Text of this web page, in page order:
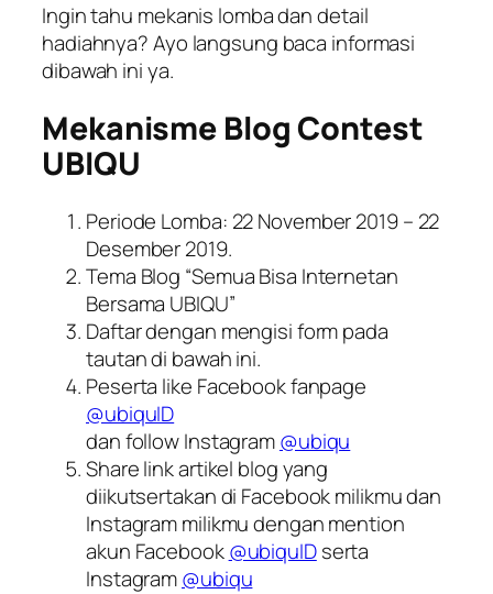
Ingin tahu mekanis lomba dan detail
hadiahnya? Ayo langsung baca informasi
dibawah ini ya.
Mekanisme Blog Contest
UBIQU
Periode Lomba: 22 November 2019 – 22
Desember 2019.
Tema Blog “Semua Bisa Internetan
Bersama UBIQU”
Daftar dengan mengisi form pada
tautan di bawah ini.
Peserta like Facebook fanpage
@ubiquID
dan follow Instagram@ubiqu
Share link artikel blog yang
diikutsertakan di Facebook milikmu dan
Instagram milikmu dengan mention
akun Facebook@ubiquIDserta
Instagram@ubiqu